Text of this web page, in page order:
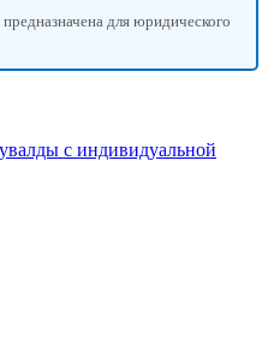
для юридического
с индивидуальной